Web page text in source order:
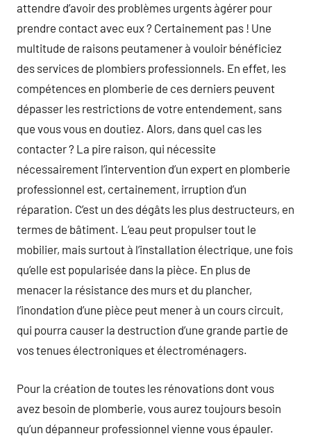
attendre d’avoir des problèmes urgents àgérer pour
prendre contact avec eux ? Certainement pas ! Une
multitude de raisons peutamener à vouloir bénéficiez
des services de plombiers professionnels. En effet, les
compétences en plomberie de ces derniers peuvent
dépasser les restrictions de votre entendement, sans
que vous vous en doutiez. Alors, dans quel cas les
contacter ? La pire raison, qui nécessite
nécessairement l’intervention d’un expert en plomberie
professionnel est, certainement, irruption d’un
réparation. C’est un des dégâts les plus destructeurs, en
termes de bâtiment. L’eau peut propulser tout le
mobilier, mais surtout à l’installation électrique, une fois
qu’elle est popularisée dans la pièce. En plus de
menacer la résistance des murs et du plancher,
l’inondation d’une pièce peut mener à un cours circuit,
qui pourra causer la destruction d’une grande partie de
vos tenues électroniques et électroménagers.
Pour la création de toutes les rénovations dont vous
avez besoin de plomberie, vous aurez toujours besoin
qu’un dépanneur professionnel vienne vous épauler.